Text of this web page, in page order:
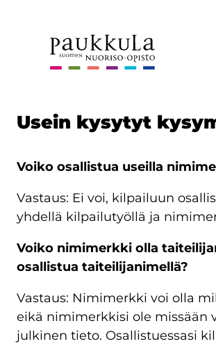
Usein kysytyt
Voiko osallistua useilla
Vastaus: Ei voi, kilpailuun
yhdellä kilpailutyöllä ja
Voiko nimimerkki olla
osallistua taiteilijanimellä?
Vastaus: Nimimerkki voi olla
eikä nimimerkkisi ole missään
julkinen tieto. Osallistuessasi